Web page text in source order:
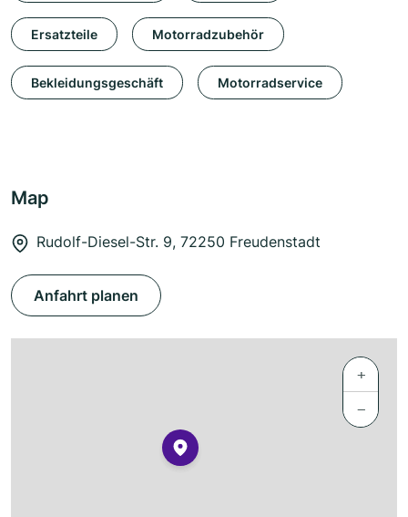
Ersatzteile Motorradzubehör
Bekleidungsgeschäft Motorradservice
Map
Rudolf-Diesel-Str. 9, 72250 Freudenstadt
Anfahrt planen
+
−